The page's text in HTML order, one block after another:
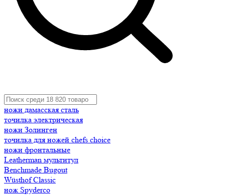
ножи дамасская сталь
точилка электрическая
ножи Золинген
точилка для ножей chefs choice
ножи фронтальные
Leatherman мультитул
Benchmade Bugout
Wüsthof Classic
нож Spyderco